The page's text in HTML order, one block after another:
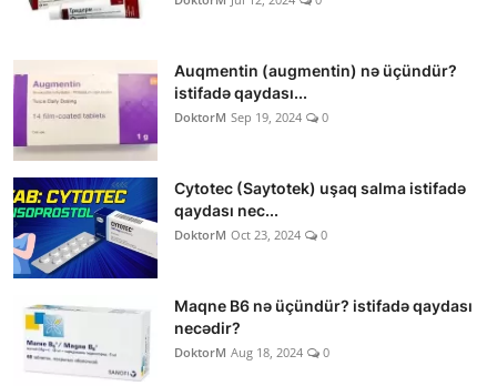
Auqmentin (augmentin) nə üçündür?
istifadə qaydası...
DoktorM Sep 19, 2024 0
Cytotec (Saytotek) uşaq salma istifadə
qaydası nec...
DoktorM Oct 23, 2024 0
Maqne B6 nə üçündür? istifadə qaydası
necədir?
DoktorM Aug 18, 2024 0